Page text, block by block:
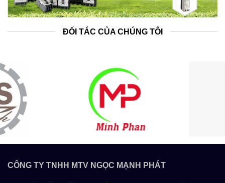
ĐỐI TÁC CỦA CHÚNG TÔI
CÔNG TY TNHH MTV NGỌC MẠNH PHÁT